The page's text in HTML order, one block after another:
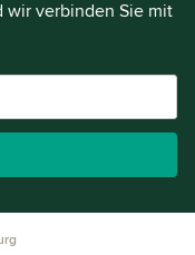
wir verbinden Sie mit